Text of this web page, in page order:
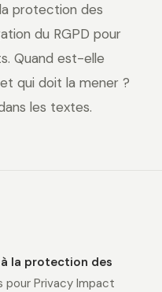
protection des
du RGPD pour
Quand est-elle
qui doit la mener ?
les textes.
la protection des
pour Privacy Impact